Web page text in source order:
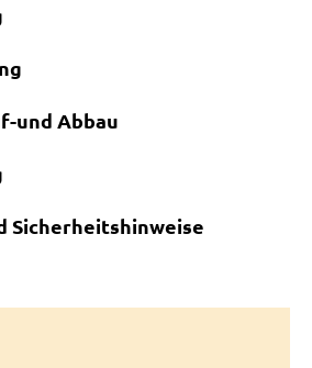
und Abbau
Sicherheitshinweise